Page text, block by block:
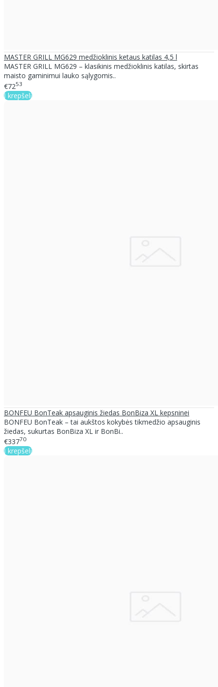
MASTER GRILL MG629 medžioklinis ketaus katilas 4,5 l
MASTER GRILL MG629 – klasikinis medžioklinis katilas, skirtas
maisto gaminimui lauko sąlygomis..
€7253
Į krepšelį
BONFEU BonTeak apsauginis žiedas BonBiza XL kepsninei
BONFEU BonTeak – tai aukštos kokybės tikmedžio apsauginis
žiedas, sukurtas BonBiza XL ir BonBi..
€33770
Į krepšelį